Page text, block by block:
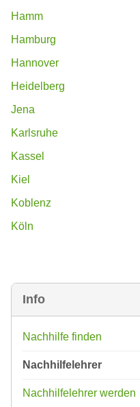
Info
Nachhilfe finden
Nachhilfelehrer
Nachhilfelehrer werden
Hamm
Hamburg
Hannover
Heidelberg
Jena
Karlsruhe
Kassel
Kiel
Koblenz
Köln